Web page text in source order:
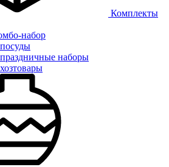
Комплекты
набор
наборы